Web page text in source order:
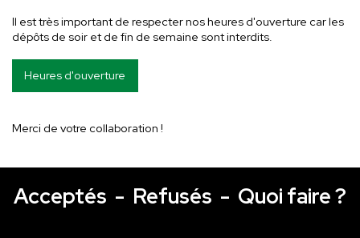
Il est très important de respecter nos heures d'ouverture car les
dépôts de soir et de fin de semaine sont interdits.
Heures d'ouverture
Merci de votre collaboration !
Acceptés - Refusés - Quoi faire ?